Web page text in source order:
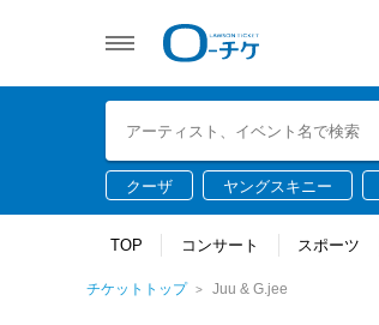
クーザ ヤングスキニー
TOP コンサート スポーツ
チケットトップ Juu & G.jee